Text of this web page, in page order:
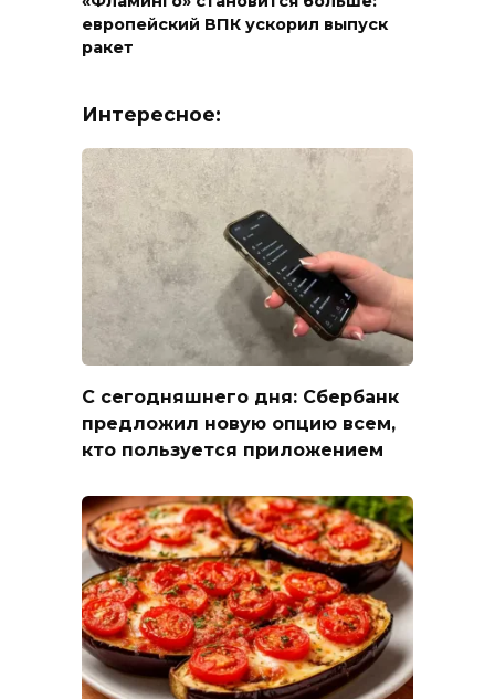
европейский ВПК ускорил выпуск
ракет
Интересное:
С сегодняшнего дня: Сбербанк
предложил новую опцию всем,
кто пользуется приложением